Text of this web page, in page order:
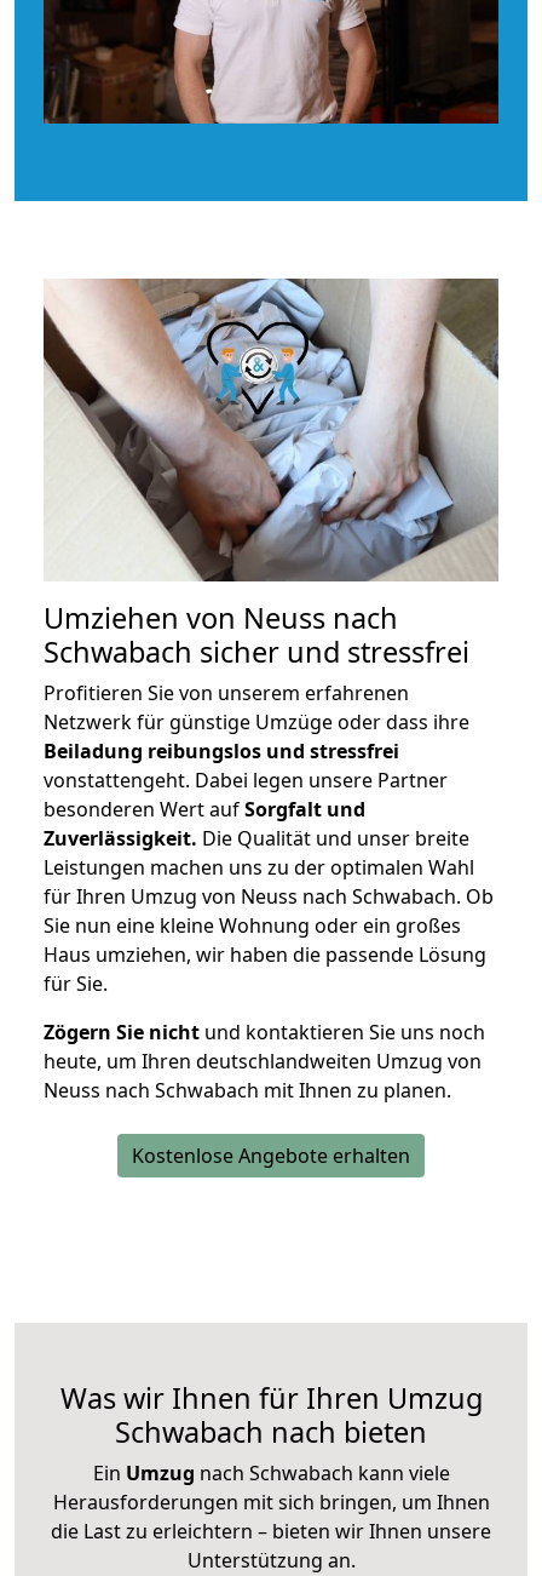
Umziehen von Neuss nach
Schwabach sicher und stressfrei
Profitieren Sie von unserem erfahrenen
Netzwerk für günstige Umzüge oder dass ihre
Beiladung reibungslos und stressfrei
vonstattengeht. Dabei legen unsere Partner
besonderen Wert aufSorgfalt und
Zuverlässigkeit. Die Qualität und unser breite
Leistungen machen uns zu der optimalen Wahl
für Ihren Umzug von Neuss nach Schwabach. Ob
Sie nun eine kleine Wohnung oder ein großes
Haus umziehen, wir haben die passende Lösung
für Sie.
Zögern Sie nicht und kontaktieren Sie uns noch
heute, um Ihren deutschlandweiten Umzug von
Neuss nach Schwabach mit Ihnen zu planen.
Kostenlose Angebote erhalten
Was wir Ihnen für Ihren Umzug
Schwabach nach bieten
Ein Umzug nach Schwabach kann viele
Herausforderungen mit sich bringen, um Ihnen
die Last zu erleichtern – bieten wir Ihnen unsere
Unterstützung an.